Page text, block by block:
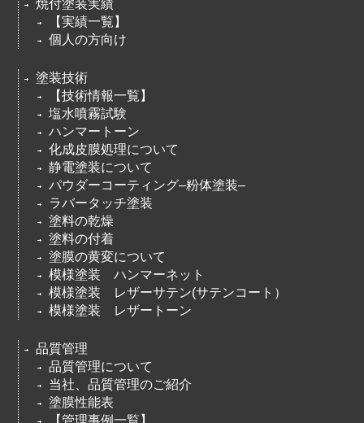
焼付塗装実績
【実績一覧】
個人の方向け
塗装技術
【技術情報一覧】
塩水噴霧試験
ハンマートーン
化成皮膜処理について
静電塗装について
パウダーコーティング–粉体塗装–
ラバータッチ塗装
塗料の乾燥
塗料の付着
塗膜の黄変について
模様塗装 ハンマーネット
模様塗装 レザーサテン(サテンコート）
模様塗装 レザートーン
品質管理
品質管理について
当社、品質管理のご紹介
塗膜性能表
【管理事例一覧】